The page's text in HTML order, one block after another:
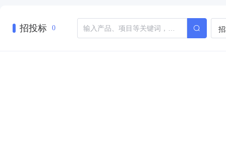
招投标 0